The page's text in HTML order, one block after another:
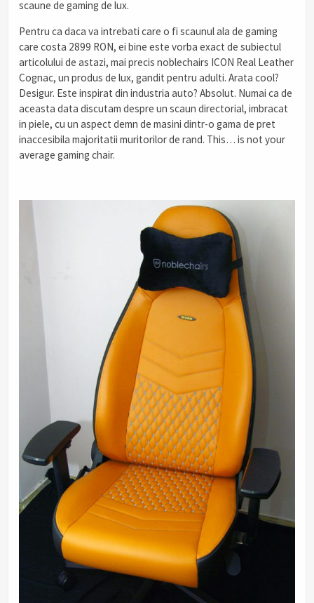
scaune de gaming de lux.
Pentru ca daca va intrebati care o fi scaunul ala de gaming
care costa 2899 RON, ei bine este vorba exact de subiectul
articolului de astazi, mai precis noblechairs ICON Real Leather
Cognac, un produs de lux, gandit pentru adulti. Arata cool?
Desigur. Este inspirat din industria auto? Absolut. Numai ca de
aceasta data discutam despre un scaun directorial, imbracat
in piele, cu un aspect demn de masini dintr-o gama de pret
inaccesibila majoritatii muritorilor de rand. This… is not your
average gaming chair.